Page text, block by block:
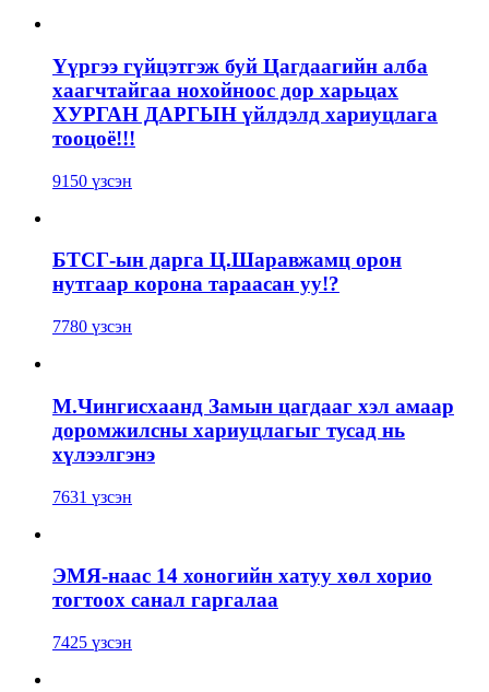
Үүргээ гүйцэтгэж буй Цагдаагийн алба
хаагчтайгаа нохойноос дор харьцах
ХУРГАН ДАРГЫН үйлдэлд хариуцлага
тооцоё!!!
9150 үзсэн
БТСГ-ын дарга Ц.Шаравжамц орон
нутгаар корона тараасан уу!?
7780 үзсэн
М.Чингисхаанд Замын цагдааг хэл амаар
доромжилсны хариуцлагыг тусад нь
хүлээлгэнэ
7631 үзсэн
ЭМЯ-наас 14 хоногийн хатуу хөл хорио
тогтоох санал гаргалаа
7425 үзсэн